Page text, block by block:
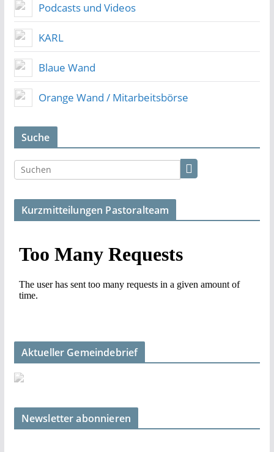
Podcasts und Videos
KARL
Blaue Wand
Orange Wand / Mitarbeitsbörse
Suche
Kurzmitteilungen Pastoralteam
Aktueller Gemeindebrief
Newsletter abonnieren